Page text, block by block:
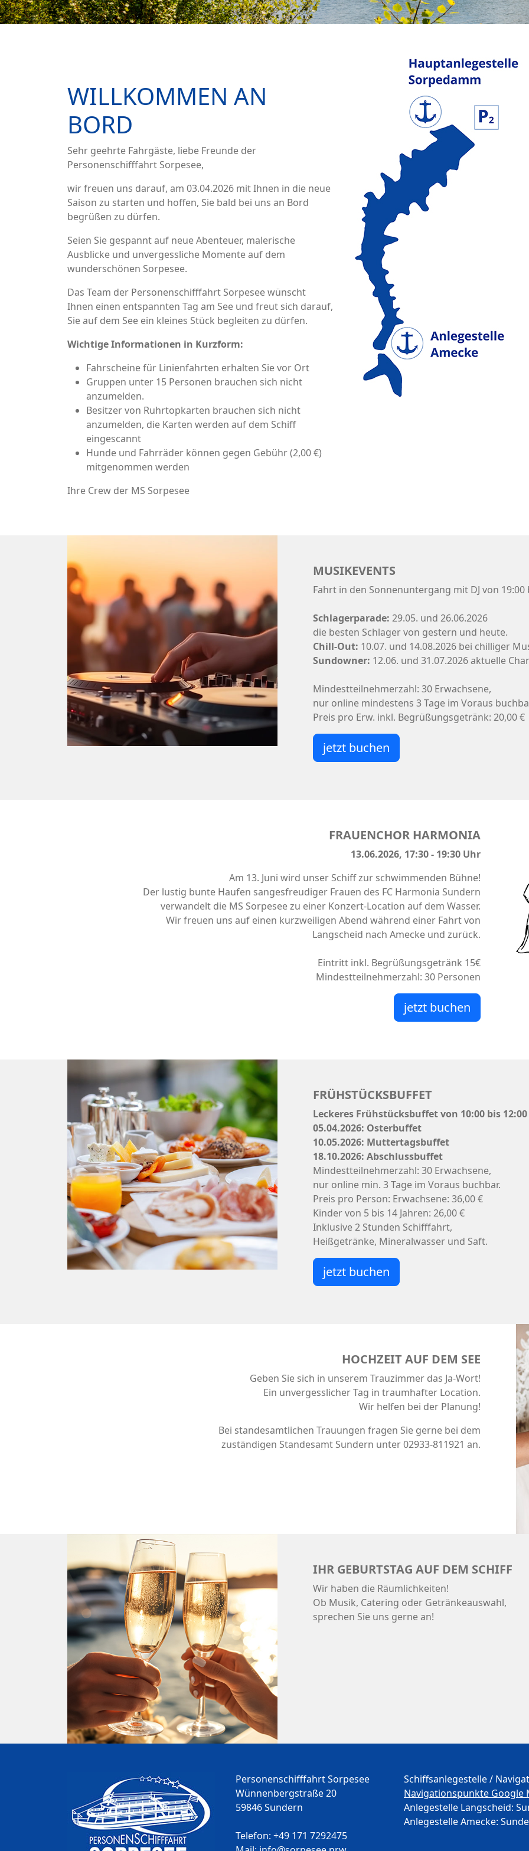
WILLKOMMEN AN
BORD
Sehr geehrte Fahrgäste, liebe Freunde der
Personenschifffahrt Sorpesee,
wir freuen uns darauf, am 03.04.2026 mit Ihnen in die neue
Saison zu starten und hoffen, Sie bald bei uns an Bord
begrüßen zu dürfen.
Seien Sie gespannt auf neue Abenteuer, malerische
Ausblicke und unvergessliche Momente auf dem
wunderschönen Sorpesee.
Das Team der Personenschifffahrt Sorpesee wünscht
Ihnen einen entspannten Tag am See und freut sich darauf,
Sie auf dem See ein kleines Stück begleiten zu dürfen.
Wichtige Informationen in Kurzform:
Fahrscheine für Linienfahrten erhalten Sie vor Ort
Gruppen unter 15 Personen brauchen sich nicht
anzumelden.
Besitzer von Ruhrtopkarten brauchen sich nicht
anzumelden, die Karten werden auf dem Schiff
eingescannt
Hunde und Fahrräder können gegen Gebühr (2,00 €)
mitgenommen werden
Ihre Crew der MS Sorpesee
MUSIKEVENTS
Fahrt in den Sonnenuntergang mit DJ von 19:00
Schlagerparade: 29.05. und 26.06.2026
die besten Schlager von gestern und heute.
Chill-Out: 10.07. und 14.08.2026 bei chilliger
Sundowner: 12.06. und 31.07.2026 aktuelle
Mindestteilnehmerzahl: 30 Erwachsene,
nur online mindestens 3 Tage im Voraus
Preis pro Erw. inkl. Begrüßungsgetränk: 20,00 €
jetzt buchen
FRAUENCHOR HARMONIA
13.06.2026, 17:30 - 19:30 Uhr
Am 13. Juni wird unser Schiff zur schwimmenden Bühne!
Der lustig bunte Haufen sangesfreudiger Frauen des FC Harmonia Sundern
verwandelt die MS Sorpesee zu einer Konzert-Location auf dem Wasser.
Wir freuen uns auf einen kurzweiligen Abend während einer Fahrt von
Langscheid nach Amecke und zurück.
Eintritt inkl. Begrüßungsgetränk 15€
Mindestteilnehmerzahl: 30 Personen
jetzt buchen
FRÜHSTÜCKSBUFFET
Leckeres Frühstücksbuffet von 10:00 bis
05.04.2026: Osterbuffet
10.05.2026: Muttertagsbuffet
18.10.2026: Abschlussbuffet
Mindestteilnehmerzahl: 30 Erwachsene,
nur online min. 3 Tage im Voraus buchbar.
Preis pro Person: Erwachsene: 36,00 €
Kinder von 5 bis 14 Jahren: 26,00 €
Inklusive 2 Stunden Schifffahrt,
Heißgetränke, Mineralwasser und Saft.
jetzt buchen
HOCHZEIT AUF DEM SEE
Geben Sie sich in unserem Trauzimmer das Ja-Wort!
Ein unvergesslicher Tag in traumhafter Location.
Wir helfen bei der Planung!
Bei standesamtlichen Trauungen fragen Sie gerne bei dem
zuständigen Standesamt Sundern unter 02933-811921 an.
IHR GEBURTSTAG AUF DEM SCHIFF
Wir haben die Räumlichkeiten!
Ob Musik, Catering oder Getränkeauswahl,
sprechen Sie uns gerne an!
Personenschifffahrt Sorpesee
Wünnenbergstraße 20
59846 Sundern
Telefon: +49 171 7292475
Schiffsanlegestelle /
Navigationspunkte Google
Anlegestelle Langscheid:
Anlegestelle Amecke: